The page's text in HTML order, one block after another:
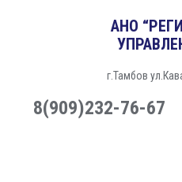
АНО
г.Тамбов
8(909)232-76-67